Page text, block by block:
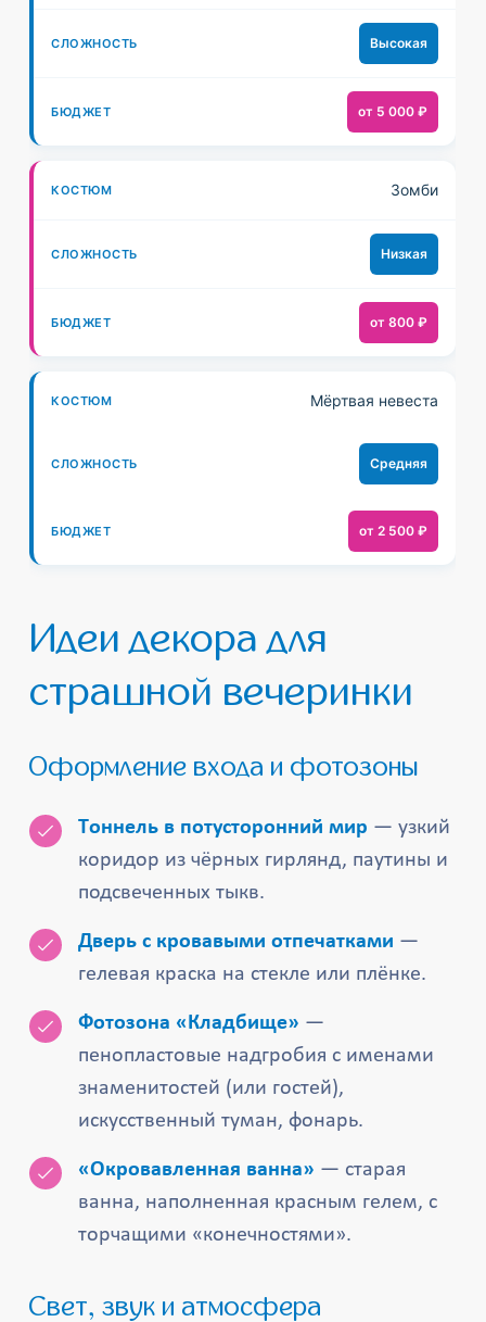
Высокая
от 5 000 ₽
Зомби
Низкая
от 800 ₽
Мёртвая невеста
Средняя
от 2 500 ₽
Идеи декора для
страшной вечеринки
Оформление входа и фотозоны
Тоннель в потусторонний мир — узкий
коридор из чёрных гирлянд, паутины и
подсвеченных тыкв.
Дверь с кровавыми отпечатками —
гелевая краска на стекле или плёнке.
Фотозона «Кладбище» —
пенопластовые надгробия с именами
знаменитостей (или гостей),
искусственный туман, фонарь.
«Окровавленная ванна» — старая
ванна, наполненная красным гелем, с
торчащими «конечностями».
Свет, звук и атмосфера